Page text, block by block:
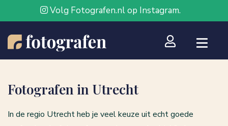
Volg Fotografen.nl op Instagram.
Fotografen in Utrecht
In de regio Utrecht heb je veel keuze uit echt goede